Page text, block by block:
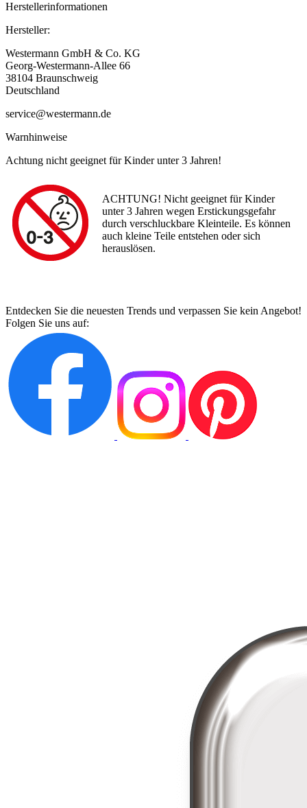
Herstellerinformationen
Hersteller:
Westermann GmbH & Co. KG
Georg-Westermann-Allee 66
38104 Braunschweig
Deutschland
service@westermann.de
Warnhinweise
Achtung nicht geeignet für Kinder unter 3 Jahren!
ACHTUNG! Nicht geeignet für Kinder
unter 3 Jahren wegen Erstickungsgefahr
durch verschluckbare Kleinteile. Es können
auch kleine Teile entstehen oder sich
herauslösen.
Entdecken Sie die neuesten Trends und verpassen Sie kein Angebot!
Folgen Sie uns auf: